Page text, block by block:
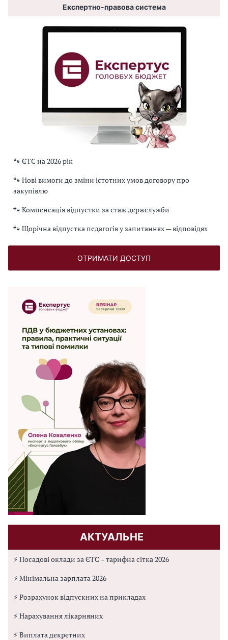
Експертно-правова система
🐾 ЄТС на 2026 рік
🐾 Нові вимоги до зміни істотних умов договору про
закупівлю
🐾 Компенсація відпустки за стаж держслужби
🐾 Щорічна відпустка педагогів у запитаннях — відповідях
ОТРИМАТИ ДОСТУП
АКТУАЛЬНЕ
⚡ Посадові оклади за ЄТС – тарифна сітка 2026
⚡ Мінімальна зарплата 2026
⚡ Розрахунок відпускних на прикладах
⚡ Нарахування лікарняних
⚡ Виплата декретних